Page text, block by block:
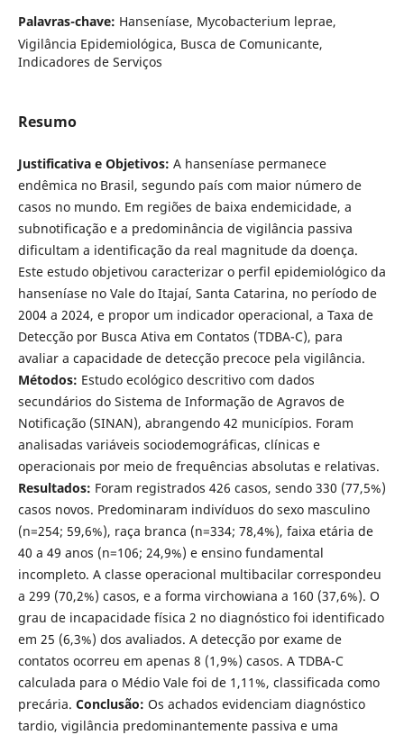
Palavras-chave: Hanseníase, Mycobacterium leprae,
Vigilância Epidemiológica, Busca de Comunicante,
Indicadores de Serviços
Resumo
Justificativa e Objetivos: A hanseníase permanece
endêmica no Brasil, segundo país com maior número de
casos no mundo. Em regiões de baixa endemicidade, a
subnotificação e a predominância de vigilância passiva
dificultam a identificação da real magnitude da doença.
Este estudo objetivou caracterizar o perfil epidemiológico da
hanseníase no Vale do Itajaí, Santa Catarina, no período de
2004 a 2024, e propor um indicador operacional, a Taxa de
Detecção por Busca Ativa em Contatos (TDBA-C), para
avaliar a capacidade de detecção precoce pela vigilância.
Métodos: Estudo ecológico descritivo com dados
secundários do Sistema de Informação de Agravos de
Notificação (SINAN), abrangendo 42 municípios. Foram
analisadas variáveis sociodemográficas, clínicas e
operacionais por meio de frequências absolutas e relativas.
Resultados: Foram registrados 426 casos, sendo 330 (77,5%)
casos novos. Predominaram indivíduos do sexo masculino
(n=254; 59,6%), raça branca (n=334; 78,4%), faixa etária de
40 a 49 anos (n=106; 24,9%) e ensino fundamental
incompleto. A classe operacional multibacilar correspondeu
a 299 (70,2%) casos, e a forma virchowiana a 160 (37,6%). O
grau de incapacidade física 2 no diagnóstico foi identificado
em 25 (6,3%) dos avaliados. A detecção por exame de
contatos ocorreu em apenas 8 (1,9%) casos. A TDBA-C
calculada para o Médio Vale foi de 1,11%, classificada como
precária. Conclusão: Os achados evidenciam diagnóstico
tardio, vigilância predominantemente passiva e uma